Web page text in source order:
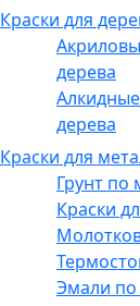
Краски для
дерева
дерева
Краски для
Грунт по
Краски
Эмали по